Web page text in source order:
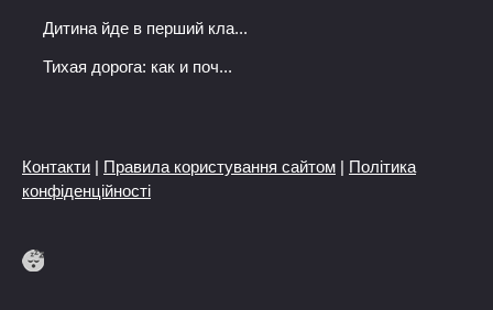
Дитина йде в перший кла...
Тихая дорога: как и поч...
Контакти | Правила користування сайтом | Політика
конфіденційності